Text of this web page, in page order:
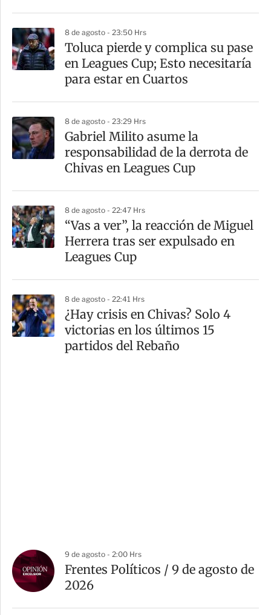
8 de agosto - 23:50 Hrs
Toluca pierde y complica su pase
en Leagues Cup; Esto necesitaría
para estar en Cuartos
8 de agosto - 23:29 Hrs
Gabriel Milito asume la
responsabilidad de la derrota de
Chivas en Leagues Cup
8 de agosto - 22:47 Hrs
“Vas a ver”, la reacción de Miguel
Herrera tras ser expulsado en
Leagues Cup
8 de agosto - 22:41 Hrs
¿Hay crisis en Chivas? Solo 4
victorias en los últimos 15
partidos del Rebaño
9 de agosto - 2:00 Hrs
Frentes Políticos / 9 de agosto de
2026